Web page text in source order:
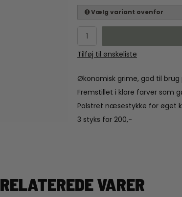
Vælg variant ovenfor
Tilføj til ønskeliste
Økonomisk grime, god til brug
Fremstillet i klare farver som
Polstret næsestykke for øget
3 styks for 200,-
RELATEREDE VARER